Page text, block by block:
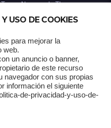
Tema: Newsup deThemeansar
Documental Gracias !
Pagina Principal Pago
USO DE COOKIES
para mejorar la
web.
un anuncio o banner,
de este recurso
navegador con sus propias
información el siguiente
de-privacidad-y-uso-de-